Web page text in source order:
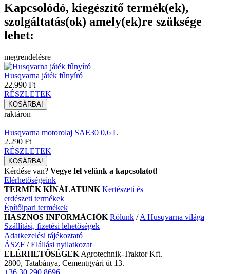
Kapcsolódó, kiegészítő termék(ek),
szolgáltatás(ok) amely(ek)re szüksége
lehet:
megrendelésre
Husqvarna játék fűnyíró
22.990 Ft
RÉSZLETEK
raktáron
Husqvarna motorolaj SAE30 0,6 L
2.290 Ft
RÉSZLETEK
Kérdése van? Vegye fel velünk a kapcsolatot!
Elérhetőségeink
TERMÉK KÍNÁLATUNK Kertészeti és
erdészeti termékek
Építőipari termékek
HASZNOS INFORMÁCIÓK Rólunk /A Husqvarna világa
Szállítási, fizetési lehetőségek
Adatkezelési tájékoztató
ÁSZF /Elállási nyilatkozat
ELÉRHETŐSÉGEK Agrotechnik-Traktor Kft.
2800, Tatabánya, Cementgyári út 13.
+36 30 290 8696